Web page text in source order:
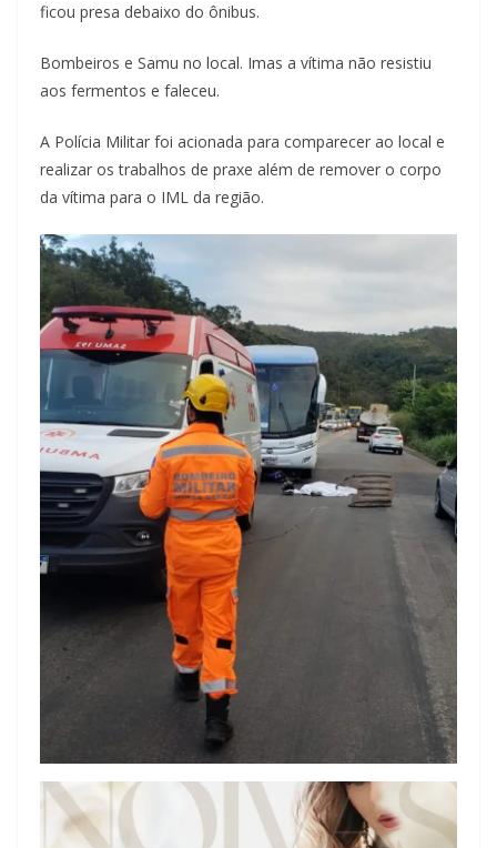
ficou presa debaixo do ônibus.
Bombeiros e Samu no local. Imas a vítima não resistiu
aos fermentos e faleceu.
A Polícia Militar foi acionada para comparecer ao local e
realizar os trabalhos de praxe além de remover o corpo
da vítima para o IML da região.